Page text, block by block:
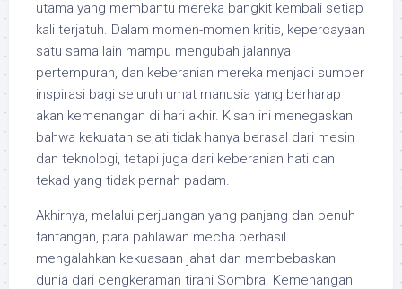
utama yang membantu mereka bangkit kembali setiap
kali terjatuh. Dalam momen-momen kritis, kepercayaan
satu sama lain mampu mengubah jalannya
pertempuran, dan keberanian mereka menjadi sumber
inspirasi bagi seluruh umat manusia yang berharap
akan kemenangan di hari akhir. Kisah ini menegaskan
bahwa kekuatan sejati tidak hanya berasal dari mesin
dan teknologi, tetapi juga dari keberanian hati dan
tekad yang tidak pernah padam.
Akhirnya, melalui perjuangan yang panjang dan penuh
tantangan, para pahlawan mecha berhasil
mengalahkan kekuasaan jahat dan membebaskan
dunia dari cengkeraman tirani Sombra. Kemenangan